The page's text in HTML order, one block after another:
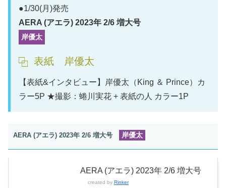
●1/30(月)発売
AERA (アエラ) 2023年 2/6 増大号
岸優太
表紙 岸優太
【表紙&インタビュー】岸優太（King ＆ Prince）カ
ラー5P ★撮影：蜷川実花 + 表紙の人 カラー1P
AERA (アエラ) 2023年 2/6 増大号 岸優太
AERA (アエラ) 2023年 2/6 増大号
created by Rinker